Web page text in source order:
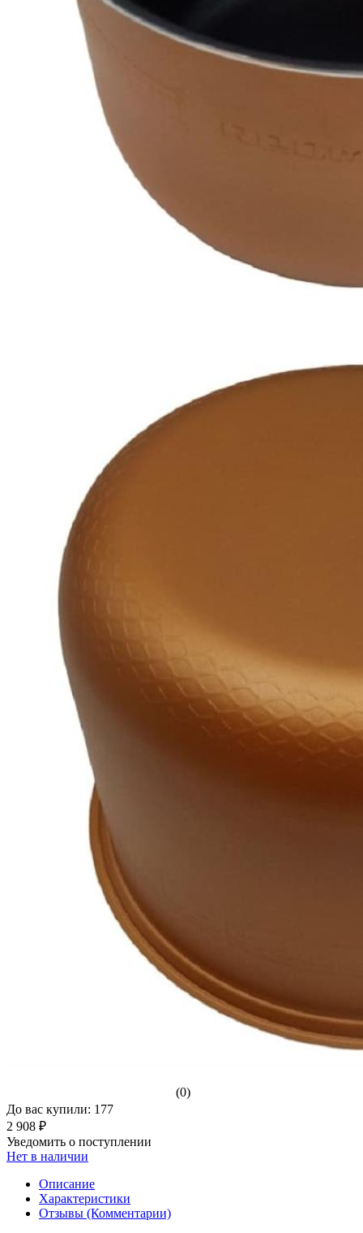
(0)
До вас купили: 177
2 908 ₽
Уведомить о поступлении
Нет в наличии
Описание
Характеристики
Отзывы (Комментарии)